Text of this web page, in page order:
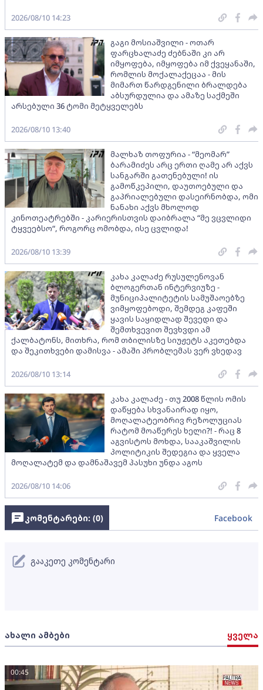
2026/08/10 14:23
გაგი მოსიაშვილი - ოთარ
ფარცხალაძე ძებნაში კი არ
იმყოფება, იმყოფება იმ ქვეყანაში,
რომლის მოქალაქეცაა - მის
მიმართ წარდგენილი ბრალდება
აბსურდულია და ამაზე საქმეში
არსებული 36 ტომი მეტყველებს
2026/08/10 13:40
მალხაზ თოფურია - “მეომარ”
ბარამიძეს არც ერთი ღამე არ აქვს
სანგარში გათენებული! ის
გამოწკეპილი, დაუთოებული და
გაპრიალებული დასეირნობდა, ომი
ნანახი აქვს მხოლოდ
კინოთეატრებში - კარიერისთვის დაიბრალა “მე ვცვლიდი
ტყვეებსო“, როგორც ომობდა, ისე ცვლიდა!
2026/08/10 13:39
კახა კალაძე რუსულენოვან
ბლოგერთან ინტერვიუზე -
მუნიციპალიტეტის სამუშაოებზე
ვიმყოფებოდი, შემდეგ კაფეში
ყავის საყიდლად შევედი და
შემთხვევით შევხვდი ამ
ქალბატონს, მითხრა, რომ თბილისზე სიუჟეტს აკეთებდა
და შეკითხვები დამისვა - ამაში პრობლემას ვერ ვხედავ
2026/08/10 13:14
კახა კალაძე - თუ 2008 წლის ომის
დაწყება სხვანაირად იყო,
მოღალატეობრივ რეზოლუციას
რატომ მოაწერეს ხელი?! - რაც 8
აგვისტოს მოხდა, სააკაშვილის
პოლიტიკის შედეგია და ყველა
მოღალატემ და დამნაშავემ პასუხი უნდა აგოს
2026/08/10 14:06
ახალი ამბები ყველა
00:45
კომენტარები: (0) Facebook
გააკეთე კომენტარი